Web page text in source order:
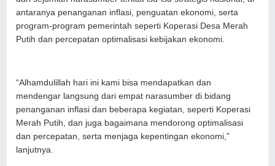
antaranya penanganan inflasi, penguatan ekonomi, serta
program-program pemerintah seperti Koperasi Desa Merah
Putih dan percepatan optimalisasi kebijakan ekonomi.
“Alhamdulillah hari ini kami bisa mendapatkan dan
mendengar langsung dari empat narasumber di bidang
penanganan inflasi dan beberapa kegiatan, seperti Koperasi
Merah Putih, dan juga bagaimana mendorong optimalisasi
dan percepatan, serta menjaga kepentingan ekonomi,”
lanjutnya.